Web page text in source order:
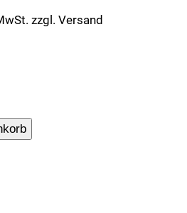
zzgl. Versand